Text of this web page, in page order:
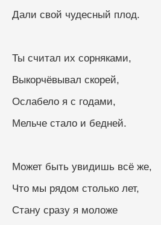
Дали свой чудесный плод.
Ты считал их сорняками,
Выкорчёвывал скорей,
Ослабело я с годами,
Мельче стало и бедней.
Может быть увидишь всё же,
Что мы рядом столько лет,
Стану сразу я моложе